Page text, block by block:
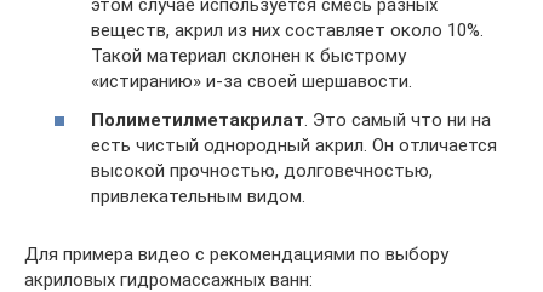
этом случае используется смесь разных
веществ, акрил из них составляет около 10%.
Такой материал склонен к быстрому
«истиранию» и-за своей шершавости.
Полиметилметакрилат . Это самый что ни на
есть чистый однородный акрил. Он отличается
высокой прочностью, долговечностью,
привлекательным видом.
Для примера видео с рекомендациями по выбору
акриловых гидромассажных ванн: